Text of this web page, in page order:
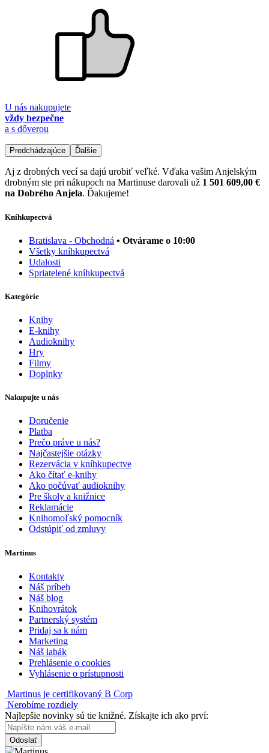
U nás nakupujete
vždy bezpečne
a s dôverou
Predchádzajúce Ďalšie
Aj z drobných vecí sa dajú urobiť veľké. Vďaka vašim Anjelským
drobným ste pri nákupoch na Martinuse darovali už 1 501 609,00 €
na Dobrého Anjela. Ďakujeme!
Kníhkupectvá
Bratislava - Obchodná • Otvárame o 10:00
Všetky kníhkupectvá
Udalosti
Spriatelené kníhkupectvá
Kategórie
Knihy
E-knihy
Audioknihy
Hry
Filmy
Doplnky
Nakupujte u nás
Doručenie
Platba
Prečo práve u nás?
Najčastejšie otázky
Rezervácia v kníhkupectve
Ako čítať e-knihy
Ako počúvať audioknihy
Pre školy a knižnice
Reklamácie
Knihomoľský pomocník
Odstúpiť od zmluvy
Martinus
Kontakty
Náš príbeh
Náš blog
Knihovrátok
Partnerský systém
Pridaj sa k nám
Marketing
Náš labák
Prehlásenie o cookies
Vyhlásenie o prístupnosti
Martinus je certifikovaný B Corp
Nerobíme rozdiely
Najlepšie novinky sú tie knižné. Získajte ich ako prví:
Odoslať